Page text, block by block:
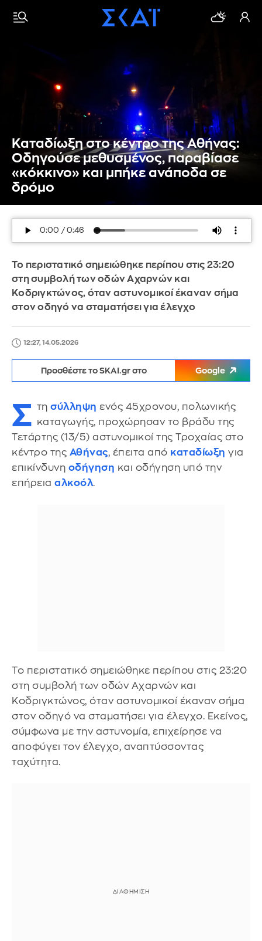
Καταδίωξη στο κέντρο της Αθήνας:
Οδηγούσε μεθυσμένος, παραβίασε
«κόκκινο» και μπήκε ανάποδα σε
δρόμο
Το περιστατικό σημειώθηκε περίπου στις 23:20
στη συμβολή των οδών Αχαρνών και
Κοδριγκτώνος, όταν αστυνομικοί έκαναν σήμα
στον οδηγό να σταματήσει για έλεγχο
12:27, 14.05.2026
Προσθέστε το SKAI.gr στο Google
Σ τη σύλληψη ενός 45χρονου, πολωνικής
καταγωγής, προχώρησαν το βράδυ της
Τετάρτης (13/5) αστυνομικοί της Τροχαίας στο
κέντρο της Αθήνας, έπειτα από καταδίωξη για
επικίνδυνη οδήγηση και οδήγηση υπό την
επήρεια αλκοόλ.
Το περιστατικό σημειώθηκε περίπου στις 23:20
στη συμβολή των οδών Αχαρνών και
Κοδριγκτώνος, όταν αστυνομικοί έκαναν σήμα
στον οδηγό να σταματήσει για έλεγχο. Εκείνος,
σύμφωνα με την αστυνομία, επιχείρησε να
αποφύγει τον έλεγχο, αναπτύσσοντας
ταχύτητα.